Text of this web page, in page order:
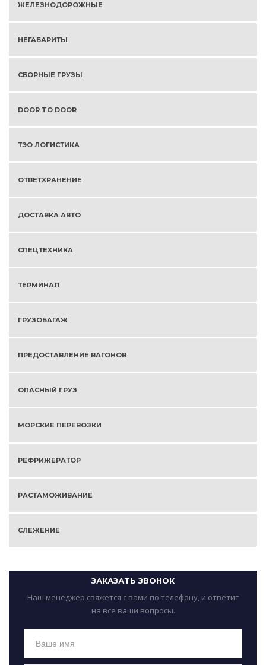
ЖЕЛЕЗНОДОРОЖНЫЕ
НЕГАБАРИТЫ
СБОРНЫЕ ГРУЗЫ
DOOR TO DOOR
ТЭО ЛОГИСТИКА
ОТВЕТХРАНЕНИЕ
ДОСТАВКА АВТО
СПЕЦТЕХНИКА
ТЕРМИНАЛ
ГРУЗОБАГАЖ
ПРЕДОСТАВЛЕНИЕ ВАГОНОВ
ОПАСНЫЙ ГРУЗ
МОРСКИЕ ПЕРЕВОЗКИ
РЕФРИЖЕРАТОР
РАСТАМОЖИВАНИЕ
СЛЕЖЕНИЕ
ЗАКАЗАТЬ ЗВОНОК
Наш менеджер свяжется с вами по телефону, и ответит
на все ваши вопросы.